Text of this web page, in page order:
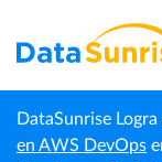
DataSunrise
en AWS DevOps
Inicio Cumplimiento